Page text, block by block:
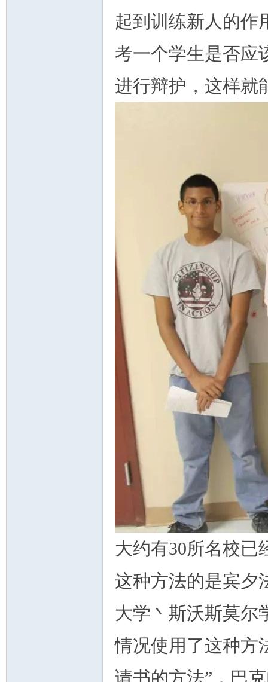
起到训练新人的作
考一个学生是否应
进行辩护，这样就
大约有30所名校已
这种方法的是宾夕
大学丶斯沃斯莫尔
情况使用了这种方
请书的方法”，巴